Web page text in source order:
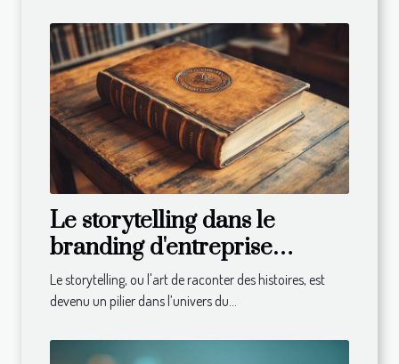
Le storytelling dans le
branding d'entreprise
comment raconter l'histoire
de votre marque pour
Le storytelling, ou l'art de raconter des histoires, est
devenu un pilier dans l’univers du...